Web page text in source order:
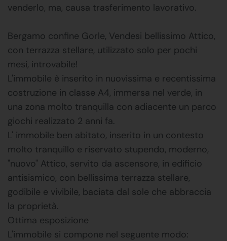
venderlo, ma, causa trasferimento lavorativo.
Bergamo confine Gorle, Vendesi bellissimo Attico,
con terrazza stellare, utilizzato solo per pochi
mesi, introvabile!
L'immobile è inserito in nuovissima e recentissima
costruzione in classe A4, immersa nel verde, in
una zona molto tranquilla con adiacente un parco
giochi realizzato 2 anni fa.
L' immobile ben abitato, inserito in un contesto
molto tranquillo e riservato stupendo, moderno,
"nuovo" Attico, servito da ascensore, in edificio
antisismico, con bellissima terrazza stellare,
godibile e vivibile, baciata dal sole che abbraccia
la proprietà.
Ottima esposizione
L'immobile si compone nel seguente modo: